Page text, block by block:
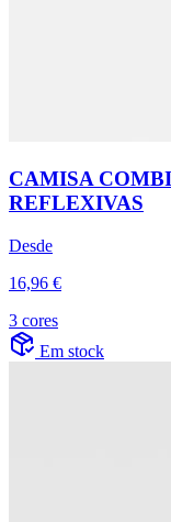
CAMISA
REFLEXIVAS
Desde
16,96 €
3 cores
Em stock